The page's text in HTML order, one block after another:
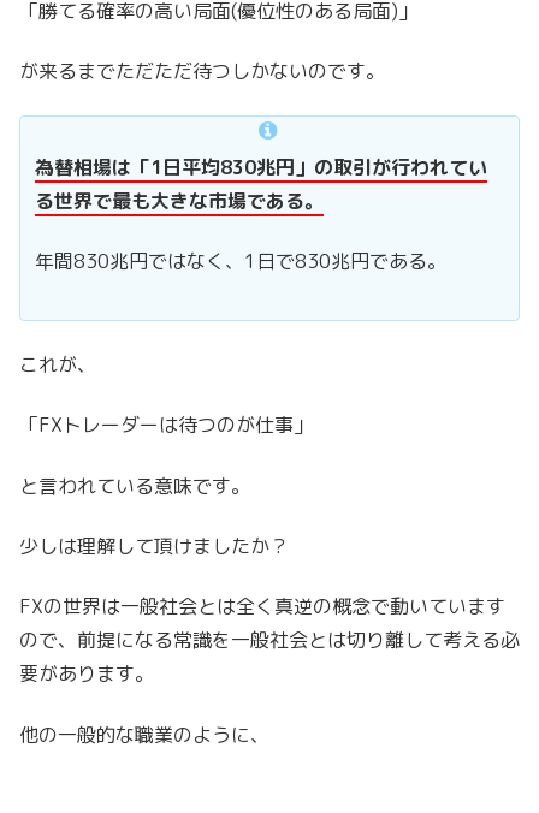
「勝てる確率の高い局面(優位性のある局面)」
が来るまでただただ待つしかないのです。
為替相場は「1日平均830兆円」の取引が行われてい
る世界で最も大きな市場である。
年間830兆円ではなく、1日で830兆円である。
これが、
「FXトレーダーは待つのが仕事」
と言われている意味です。
少しは理解して頂けましたか？
FXの世界は一般社会とは全く真逆の概念で動いています
ので、前提になる常識を一般社会とは切り離して考える必
要があります。
他の一般的な職業のように、